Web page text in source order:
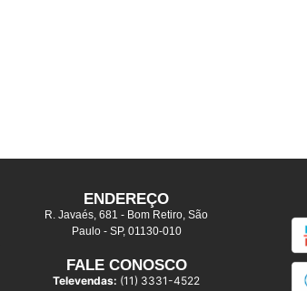
ENDEREÇO
R. Javaés, 681 - Bom Retiro, São
Paulo - SP, 01130-010
FALE CONOSCO
Televendas: (11) 3331-4522